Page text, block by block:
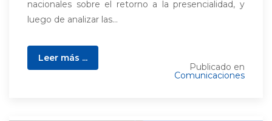
nacionales sobre el retorno a la presencialidad, y
luego de analizar las...
Leer más ...
Publicado en
Comunicaciones